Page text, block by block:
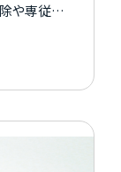
や専従者
料、帳
の記事で
の考え方